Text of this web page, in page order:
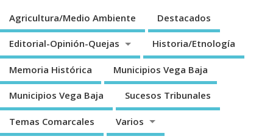
Agricultura/Medio Ambiente Destacados
Editorial-Opinión-Quejas Historia/Etnología
Memoria Histórica Municipios Vega Baja
Municipios Vega Baja Sucesos Tribunales
Temas Comarcales Varios